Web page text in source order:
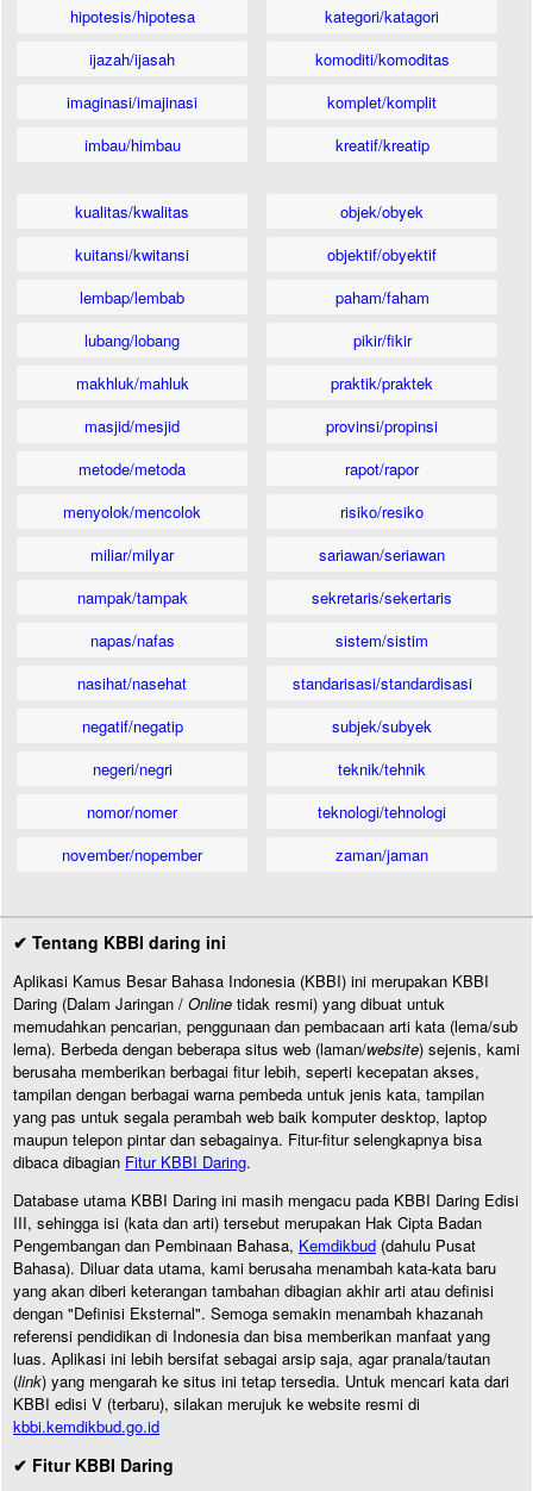
hipotesis/hipotesa
ijazah/ijasah
imaginasi/imajinasi
imbau/himbau
kategori/katagori
komoditi/komoditas
komplet/komplit
kreatif/kreatip
kualitas/kwalitas
kuitansi/kwitansi
lembap/lembab
lubang/lobang
makhluk/mahluk
masjid/mesjid
metode/metoda
menyolok/mencolok
miliar/milyar
nampak/tampak
napas/nafas
nasihat/nasehat
negatif/negatip
negeri/negri
nomor/nomer
november/nopember
objek/obyek
objektif/obyektif
paham/faham
pikir/fikir
praktik/praktek
provinsi/propinsi
rapot/rapor
risiko/resiko
sariawan/seriawan
sekretaris/sekertaris
sistem/sistim
standarisasi/standardisasi
subjek/subyek
teknik/tehnik
teknologi/tehnologi
zaman/jaman
✔ Tentang KBBI daring ini
Aplikasi Kamus Besar Bahasa Indonesia (KBBI) ini merupakan KBBI
Daring (Dalam Jaringan / Online tidak resmi) yang dibuat untuk
memudahkan pencarian, penggunaan dan pembacaan arti kata (lema/sub
lema). Berbeda dengan beberapa situs web (laman/website) sejenis, kami
berusaha memberikan berbagai fitur lebih, seperti kecepatan akses,
tampilan dengan berbagai warna pembeda untuk jenis kata, tampilan
yang pas untuk segala perambah web baik komputer desktop, laptop
maupun telepon pintar dan sebagainya. Fitur-fitur selengkapnya bisa
dibaca dibagian Fitur KBBI Daring.
Database utama KBBI Daring ini masih mengacu pada KBBI Daring Edisi
III, sehingga isi (kata dan arti) tersebut merupakan Hak Cipta Badan
Pengembangan dan Pembinaan Bahasa, Kemdikbud (dahulu Pusat
Bahasa). Diluar data utama, kami berusaha menambah kata-kata baru
yang akan diberi keterangan tambahan dibagian akhir arti atau definisi
dengan "Definisi Eksternal". Semoga semakin menambah khazanah
referensi pendidikan di Indonesia dan bisa memberikan manfaat yang
luas. Aplikasi ini lebih bersifat sebagai arsip saja, agar pranala/tautan
(link) yang mengarah ke situs ini tetap tersedia. Untuk mencari kata dari
KBBI edisi V (terbaru), silakan merujuk ke website resmi di
kbbi.kemdikbud.go.id
✔ Fitur KBBI Daring